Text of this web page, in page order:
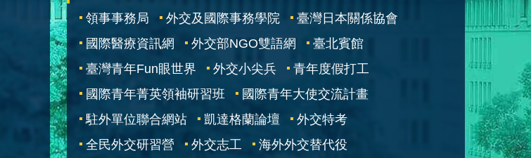
領事事務局 外交及國際事務學院
臺灣日本關係協會
國際醫療資訊網
外交部NGO雙語網
臺北賓館
臺灣青年Fun眼世界
外交小尖兵
青年度假打工
國際青年菁英領袖研習班
國際青年大使交流計畫
駐外單位聯合網站
凱達格蘭論壇
外交特考
全民外交研習營
外交志工 海外外交替代役